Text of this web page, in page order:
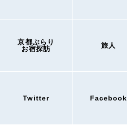
京都ぶらり
お宿探訪
旅人
Twitter Facebook